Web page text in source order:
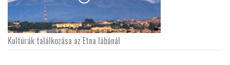
Kultúrák találkozása az Etna lábánál